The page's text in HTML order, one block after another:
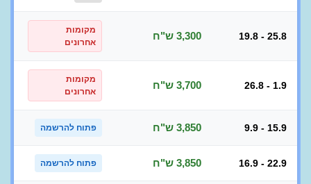
19.8 - 25.8 3,300 ש"ח
מקומות
אחרונים
26.8 - 1.9 3,700 ש"ח
מקומות
אחרונים
9.9 - 15.9 3,850 ש"ח פתוח להרשמה
16.9 - 22.9 3,850 ש"ח פתוח להרשמה